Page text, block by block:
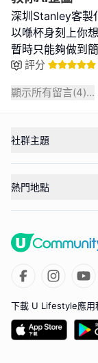
深圳Stanley客製
以喺杯身刻上你
暫時只能夠做到
評分
顯示所有留言(4)...
社群主題
熱門地點
下載 U Lifestyle應用